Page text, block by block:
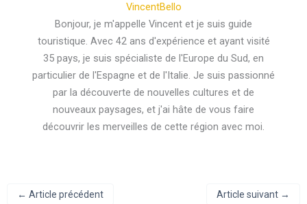
VincentBello
Bonjour, je m'appelle Vincent et je suis guide
touristique. Avec 42 ans d'expérience et ayant visité
35 pays, je suis spécialiste de l'Europe du Sud, en
particulier de l'Espagne et de l'Italie. Je suis passionné
par la découverte de nouvelles cultures et de
nouveaux paysages, et j'ai hâte de vous faire
découvrir les merveilles de cette région avec moi.
← Article précédent Article suivant →